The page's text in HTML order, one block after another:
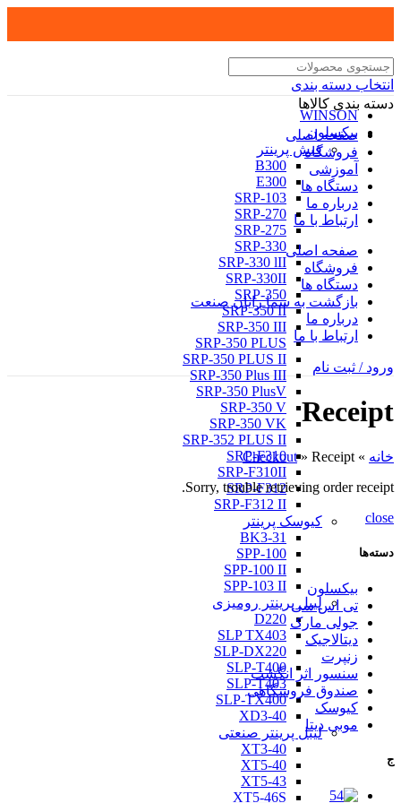
انتخاب دسته بندی
WINSON
بیکسلون
فیش پرینتر
B300
E300
SRP-103
SRP-270
SRP-275
SRP-330
SRP-330 lII
SRP-330II
SRP-350
SRP-350 II
SRP-350 III
SRP-350 PLUS
SRP-350 PLUS II
SRP-350 Plus III
SRP-350 PlusV
SRP-350 V
SRP-350 VK
SRP-352 PLUS II
SRP-F310
SRP-F310II
SRP-F312
SRP-F312 II
کیوسک پرینتر
BK3-31
SPP-100
SPP-100 II
SPP-103 II
لیبل پرینتر رومیزی
D220
SLP TX403
SLP-DX220
SLP-T400
SLP-T403
SLP-TX400
XD3-40
لیبل پرینتر صنعتی
XT3-40
XT5-40
XT5-43
XT5-46S
دسته بندی کالاها
صفحه اصلی
فروشگاه
آموزشی
دستگاه ها
درباره ما
ارتباط با ما
صفحه اصلی
فروشگاه
دستگاه ها
بازگشت به سما رایان صنعت
درباره ما
ارتباط با ما
ورود / ثبت نام
Receipt
خانه »
Checkout» Receipt
Sorry, trouble retrieving order receipt.
close
دسته‌ها
بیکسلون
تی اس سی
جولی مارک
دیتالاجیک
زنپرت
سنسور اثر انگشت
صندوق فروشگاهی
کیوسک
موبی دیتا
ج